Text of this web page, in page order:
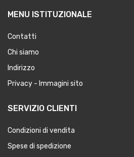
MENU ISTITUZIONALE
Contatti
Chi siamo
Indirizzo
Privacy - Immagini sito
SERVIZIO CLIENTI
Condizioni di vendita
Spese di spedizione